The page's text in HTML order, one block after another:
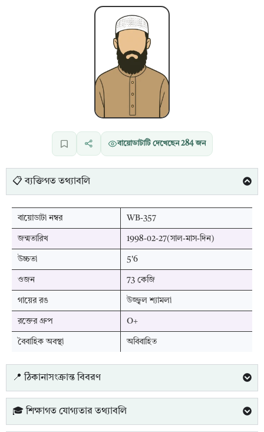
বায়োডাটাটি দেখেছেন284জন
📋 ব্যক্তিগত তথ্যাবলি
বায়োডাটা নম্বর WB-357
জন্মতারিখ 1998-02-27(সাল-মাস-দিন)
উচ্চতা 5'6
ওজন 73 কেজি
গায়ের রঙ উজ্জ্বল শ্যামলা
রক্তের গ্রুপ O+
বৈবাহিক অবস্থা অবিবাহিত
📍 ঠিকানাসংক্রান্ত বিবরণ
🎓 শিক্ষাগত যোগ্যতার তথ্যাবলি